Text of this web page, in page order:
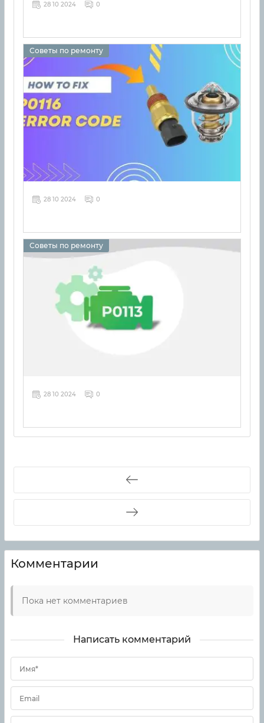
28 10 2024 0
Советы по ремонту
28 10 2024 0
Советы по ремонту
28 10 2024 0
Комментарии
Пока нет комментариев
Написать комментарий
Имя*
Email